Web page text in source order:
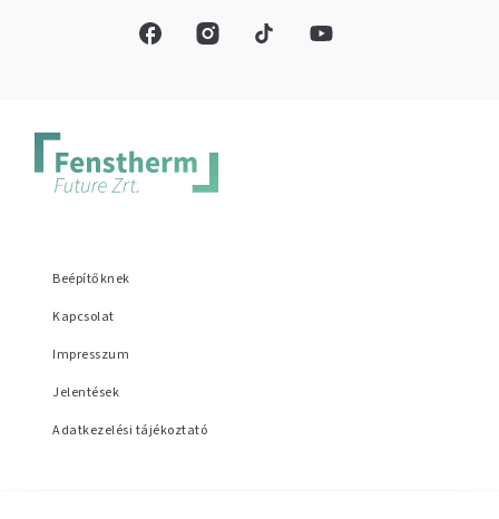
Beépítőknek
Kapcsolat
Impresszum
Jelentések
Adatkezelési tájékoztató